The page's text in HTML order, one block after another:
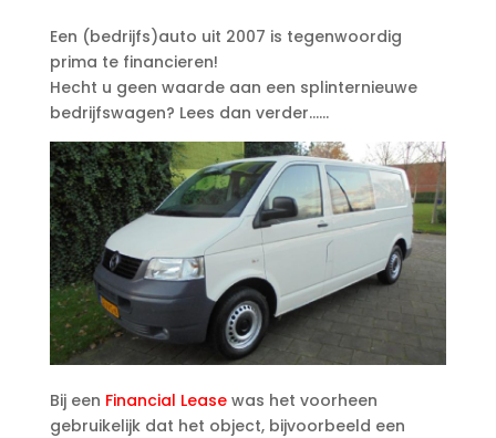
Een (bedrijfs)auto uit 2007 is tegenwoordig
prima te financieren!
Hecht u geen waarde aan een splinternieuwe
bedrijfswagen? Lees dan verder……
Bij een Financial Leasewas het voorheen
gebruikelijk dat het object, bijvoorbeeld een